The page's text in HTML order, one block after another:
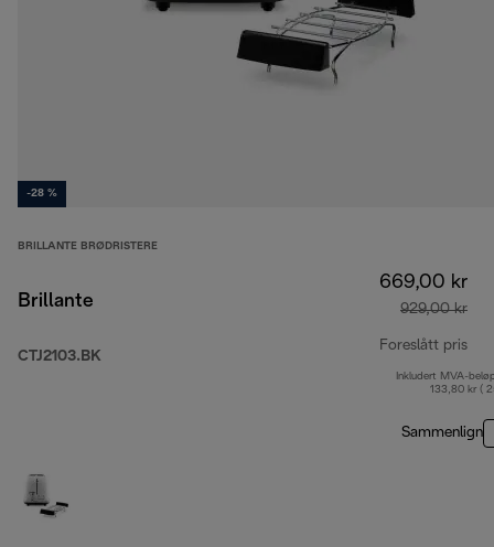
-28 %
BRILLANTE BRØDRISTERE
Brillante
CTJ2103.BK
669,00 kr
929,00 kr
Foreslått pris
Inkludert MVA-
133,80 kr (
Sammenlign